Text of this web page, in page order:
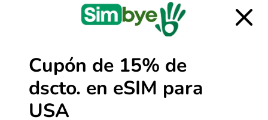
Cupón de 15% de
dscto. en eSIM para
USA